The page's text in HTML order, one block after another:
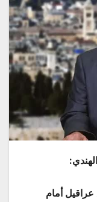
أمام